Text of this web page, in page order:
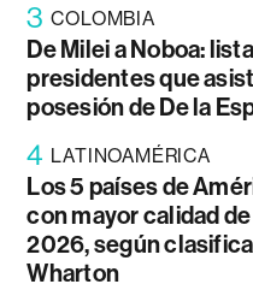
3 COLOMBIA
De Milei a Noboa:
presidentes que
posesión de De la
4 LATINOAMÉRICA
Los 5 países de
con mayor calidad
2026, según
Wharton